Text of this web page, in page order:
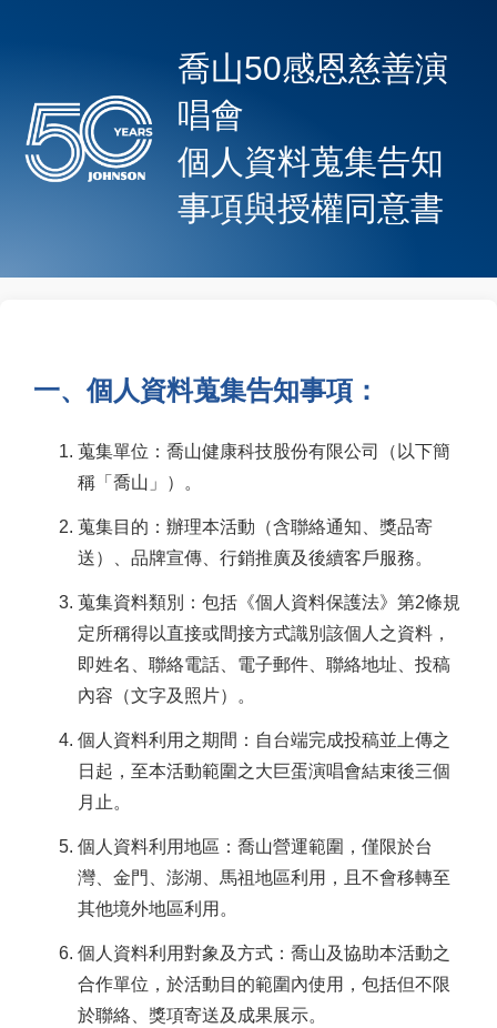
喬山50感恩慈善演
唱會
個人資料蒐集告知
事項與授權同意書
一、個人資料蒐集告知事項：
蒐集單位：喬山健康科技股份有限公司（以下簡
稱「喬山」）。
蒐集目的：辦理本活動（含聯絡通知、獎品寄
送）、品牌宣傳、行銷推廣及後續客戶服務。
蒐集資料類別：包括《個人資料保護法》第2條規
定所稱得以直接或間接方式識別該個人之資料，
即姓名、聯絡電話、電子郵件、聯絡地址、投稿
內容（文字及照片）。
個人資料利用之期間：自台端完成投稿並上傳之
日起，至本活動範圍之大巨蛋演唱會結束後三個
月止。
個人資料利用地區：喬山營運範圍，僅限於台
灣、金門、澎湖、馬祖地區利用，且不會移轉至
其他境外地區利用。
個人資料利用對象及方式：喬山及協助本活動之
合作單位，於活動目的範圍內使用，包括但不限
於聯絡、獎項寄送及成果展示。